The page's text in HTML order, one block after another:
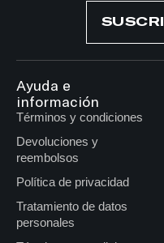
Ayuda e
información
Términos y condiciones
Devoluciones y
reembolsos
Política de privacidad
Tratamiento de datos
personales